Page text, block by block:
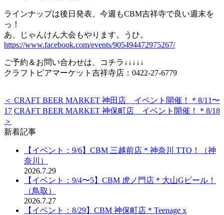
ラインナップは後日発表、今週もCBM吉祥寺で良い週末を
っ！
あ、じゃんけん大会もやります。うひ。
https://www.facebook.com/events/905494472975267/
ご予約＆お問い合わせは、コチラ↓↓↓↓↓
クラフトビアマーケット吉祥寺店：0422-27-6779
＜ CRAFT BEER MARKET 神田店 イベント開催！＊8/11〜
17 CRAFT BEER MARKET 神保町店 イベント開催！＊8/18
＞
新着記事
【イベント：9/6】CBM 三越前店＊神奈川 TTO！（神
奈川）
2026.7.29
【イベント：9/4〜5】CBM 虎ノ門店＊大山Gビール！
（鳥取）
2026.7.27
【イベント：8/29】CBM 神保町店＊Teenage x